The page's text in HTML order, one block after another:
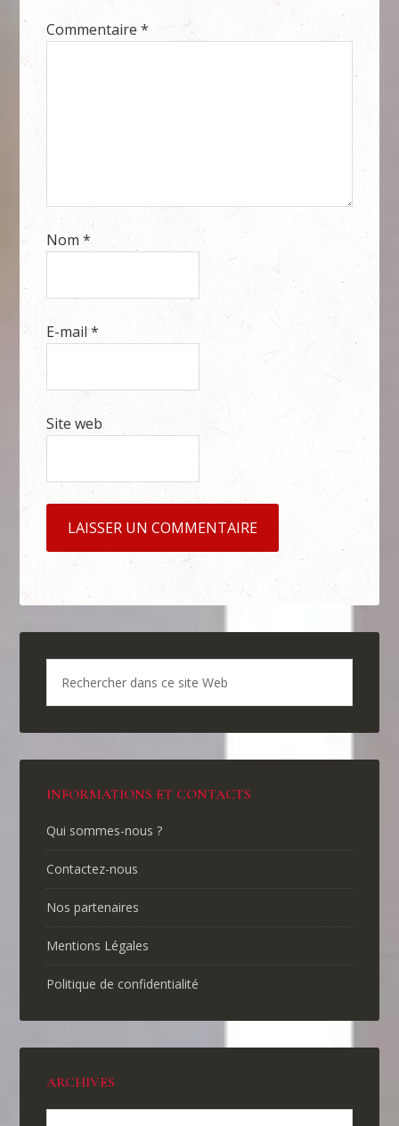
Commentaire*
Nom*
E-mail*
Site web
INFORMATIONS ET CONTACTS
Qui sommes-nous ?
Contactez-nous
Nos partenaires
Mentions Légales
Politique de confidentialité
ARCHIVES